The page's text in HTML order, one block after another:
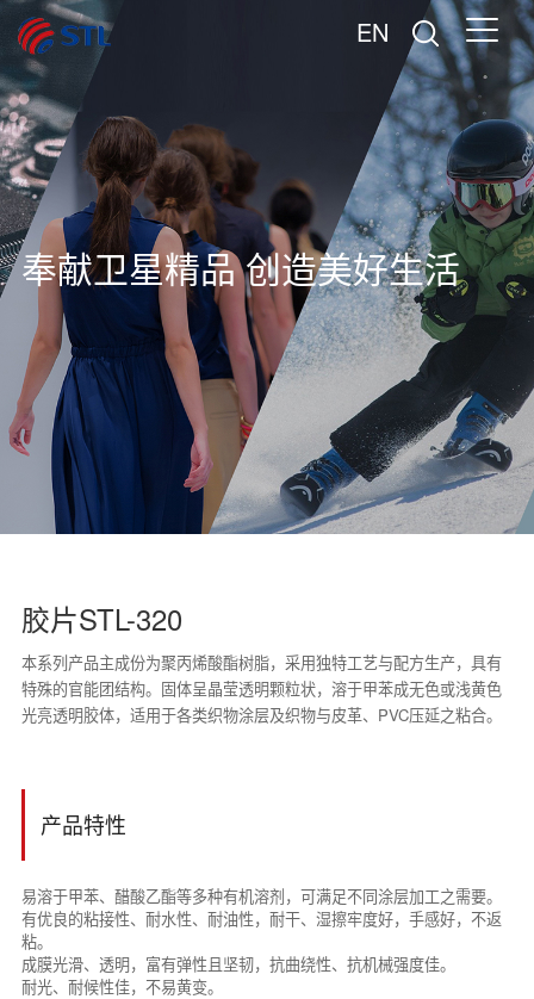
EN
奉献卫星精品 创造美好生活
胶片STL-320
本系列产品主成份为聚丙烯酸酯树脂，采用独特工艺与配方生产，具有
特殊的官能团结构。固体呈晶莹透明颗粒状，溶于甲苯成无色或浅黄色
光亮透明胶体，适用于各类织物涂层及织物与皮革、PVC压延之粘合。
产品特性
易溶于甲苯、醋酸乙酯等多种有机溶剂，可满足不同涂层加工之需要。
有优良的粘接性、耐水性、耐油性，耐干、湿擦牢度好，手感好，不返
粘。
成膜光滑、透明，富有弹性且坚韧，抗曲绕性、抗机械强度佳。
耐光、耐候性佳，不易黄变。